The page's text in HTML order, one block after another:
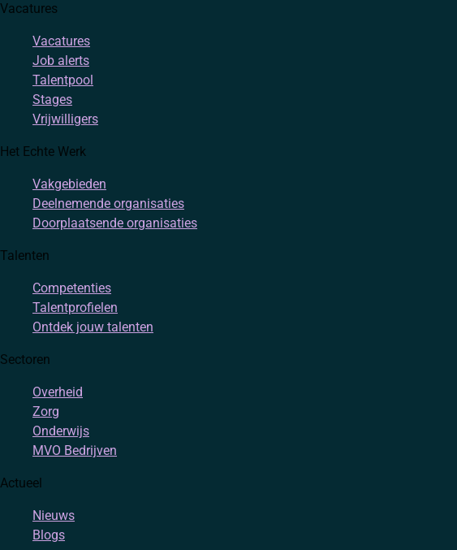
Vacatures
Vacatures
Job alerts
Talentpool
Stages
Vrijwilligers
Het Echte Werk
Vakgebieden
Deelnemende organisaties
Doorplaatsende organisaties
Talenten
Competenties
Talentprofielen
Ontdek jouw talenten
Sectoren
Overheid
Zorg
Onderwijs
MVO Bedrijven
Actueel
Nieuws
Blogs